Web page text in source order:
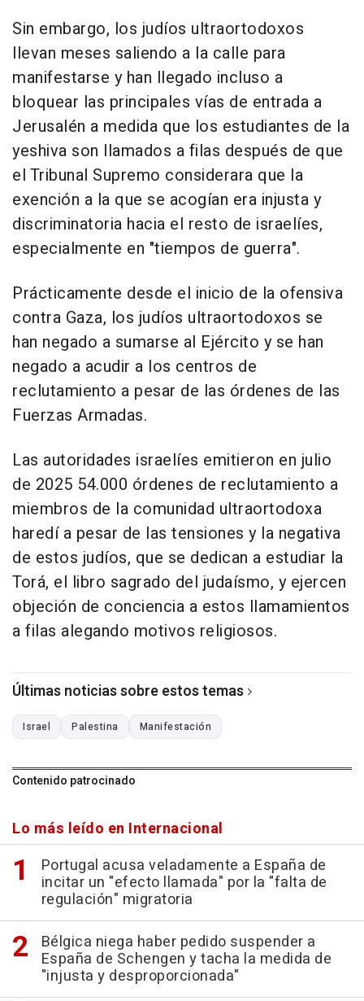
Sin embargo, los judíos ultraortodoxos
llevan meses saliendo a la calle para
manifestarse y han llegado incluso a
bloquear las principales vías de entrada a
Jerusalén a medida que los estudiantes de la
yeshiva son llamados a filas después de que
el Tribunal Supremo considerara que la
exención a la que se acogían era injusta y
discriminatoria hacia el resto de israelíes,
especialmente en "tiempos de guerra".
Prácticamente desde el inicio de la ofensiva
contra Gaza, los judíos ultraortodoxos se
han negado a sumarse al Ejército y se han
negado a acudir a los centros de
reclutamiento a pesar de las órdenes de las
Fuerzas Armadas.
Las autoridades israelíes emitieron en julio
de 2025 54.000 órdenes de reclutamiento a
miembros de la comunidad ultraortodoxa
haredí a pesar de las tensiones y la negativa
de estos judíos, que se dedican a estudiar la
Torá, el libro sagrado del judaísmo, y ejercen
objeción de conciencia a estos llamamientos
a filas alegando motivos religiosos.
Últimas noticias sobre estos temas
Israel Palestina Manifestación
Contenido patrocinado
Lo más leído en Internacional
Portugal acusa veladamente a España de
incitar un "efecto llamada" por la "falta de
regulación" migratoria
Bélgica niega haber pedido suspender a
España de Schengen y tacha la medida de
"injusta y desproporcionada"